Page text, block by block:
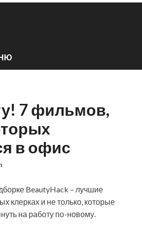
7 фильмов,
в офис
BeautyHack – лучшие
клерках и не только, которые
на работу по-новому.